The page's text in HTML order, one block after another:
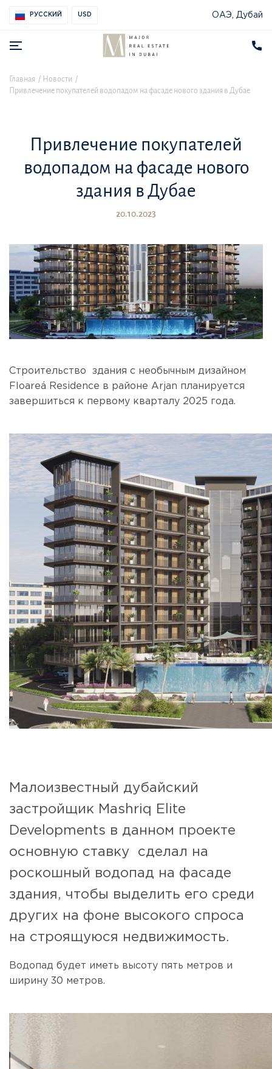
РУССКИЙ USD ОАЭ, Дубай
Главная
Новости
Привлечение покупателей водопадом на фасаде нового здания в Дубае
Привлечение покупателей
водопадом на фасаде нового
здания в Дубае
20.10.2023
Строительство здания с необычным дизайном
Floareá Residence в районе Arjan планируется
завершиться к первому кварталу 2025 года.
Малоизвестный дубайский
застройщик Mashriq Elite
Developments в данном проекте
основную ставку сделал на
роскошный водопад на фасаде
здания, чтобы выделить его среди
других на фоне высокого спроса
на строящуюся недвижимость.
Водопад будет иметь высоту пять метров и
ширину 30 метров.